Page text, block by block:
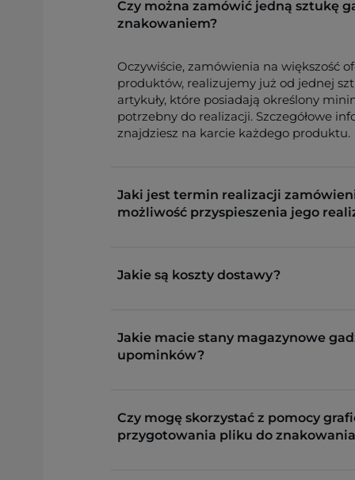
Czy można zamówić jedną sztukę
znakowaniem?
Oczywiście, zamówienia na większość
produktów, realizujemy już od jednej
artykuły, które posiadają określony
potrzebny do realizacji. Szczegółowe
znajdziesz na karcie każdego produktu.
Jaki jest termin realizacji
możliwość przyspieszenia jego
Jakie są koszty dostawy?
Jakie macie stany magazynowe
upominków?
Czy mogę skorzystać z pomocy
przygotowania pliku do